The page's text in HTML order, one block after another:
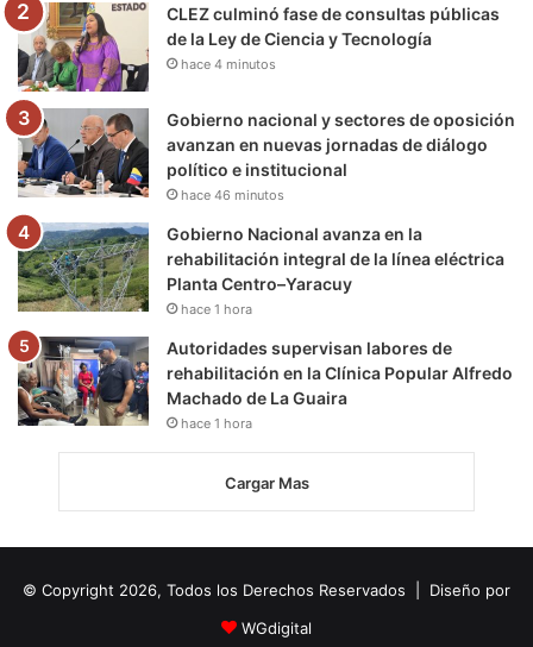
m
CLEZ culminó fase de consultas públicas
de la Ley de Ciencia y Tecnología
hace 4 minutos
Gobierno nacional y sectores de oposición
avanzan en nuevas jornadas de diálogo
político e institucional
hace 46 minutos
Gobierno Nacional avanza en la
rehabilitación integral de la línea eléctrica
Planta Centro–Yaracuy
hace 1 hora
Autoridades supervisan labores de
rehabilitación en la Clínica Popular Alfredo
Machado de La Guaira
hace 1 hora
Cargar Mas
© Copyright 2026, Todos los Derechos Reservados | Diseño por
WGdigital